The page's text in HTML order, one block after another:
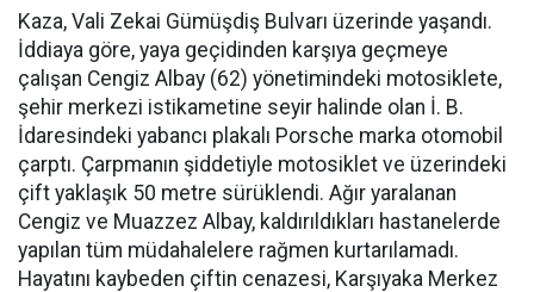
Kaza, Vali Zekai Gümüşdiş Bulvarı üzerinde yaşandı.
İddiaya göre, yaya geçidinden karşıya geçmeye
çalışan Cengiz Albay (62) yönetimindeki motosiklete,
şehir merkezi istikametine seyir halinde olan İ. B.
İdaresindeki yabancı plakalı Porsche marka otomobil
çarptı. Çarpmanın şiddetiyle motosiklet ve üzerindeki
çift yaklaşık 50 metre sürüklendi. Ağır yaralanan
Cengiz ve Muazzez Albay, kaldırıldıkları hastanelerde
yapılan tüm müdahalelere rağmen kurtarılamadı.
Hayatını kaybeden çiftin cenazesi, Karşıyaka Merkez